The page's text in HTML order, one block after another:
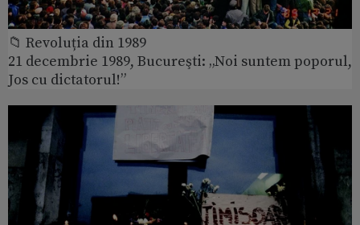
📁 Revoluția din 1989
21 decembrie 1989, Bucureşti: „Noi suntem poporul,
Jos cu dictatorul!”